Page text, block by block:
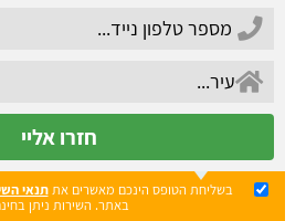
חזרו אליי
בשליחת הטופס הינכם מאשרים אתתנאי
באתר. השירות ניתן